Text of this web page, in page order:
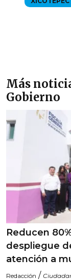
Más
Gobierno
Reducen
despliegue
atención a
Redacción /